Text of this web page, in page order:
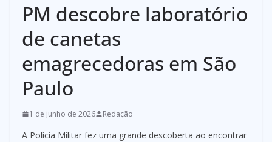
PM descobre laboratório
de canetas
emagrecedoras em São
Paulo
1 de junho de 2026 Redação
A Polícia Militar fez uma grande descoberta ao encontrar